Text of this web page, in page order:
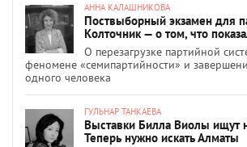
АННА КАЛАШНИКОВА
Поствыборный экзамен для
Колточник — о том, что
О перезагрузке партийной
феномене «семипартийности» и
одного человека
ГУЛЬНАР ТАНКАЕВА
Выставки Билла Виолы ищут
Теперь нужно искать Алматы